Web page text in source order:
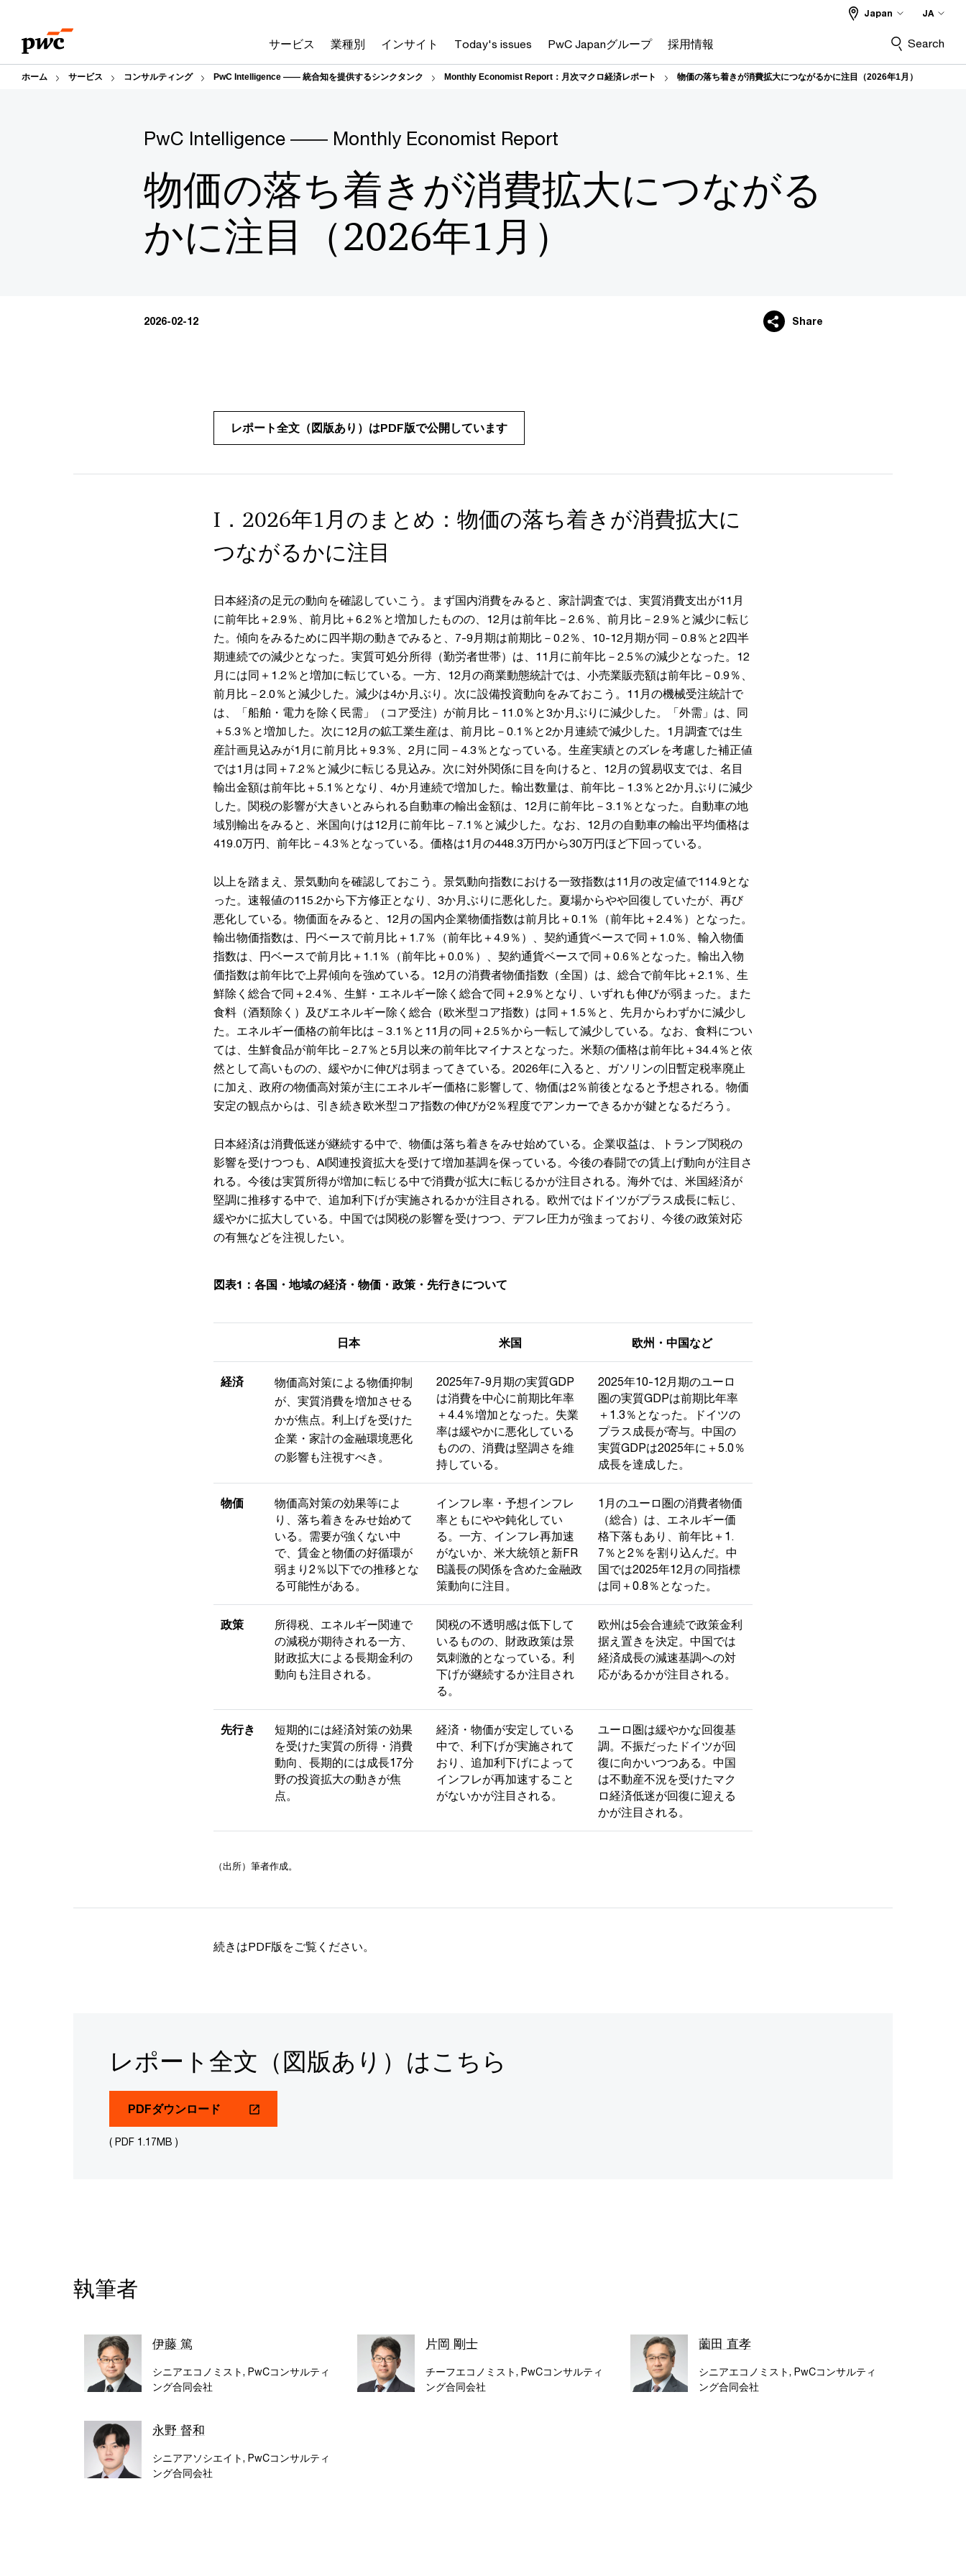
content
footer
サービス 業種別 インサイト Today's issues PwC Japanグループ 採用情報
Japan JA
Search
ホーム サービス コンサルティング PwC Intelligence ―― 統合知を提供するシンクタンク Monthly Economist Report：月次マクロ経済レポート 物価の落ち着きが消費拡大につながるかに注目（2026年1月）
PwC Intelligence ―― Monthly Economist Report
物価の落ち着きが消費拡大につながる
かに注目（2026年1月）
2026-02-12 Share
レポート全文（図版あり）はPDF版で公開しています
I．2026年1月のまとめ：物価の落ち着きが消費拡大に
つながるかに注目
日本経済の足元の動向を確認していこう。まず国内消費をみると、家計調査では、実質消費支出が11月
に前年比＋2.9％、前月比＋6.2％と増加したものの、12月は前年比－2.6％、前月比－2.9％と減少に転じ
た。傾向をみるために四半期の動きでみると、7-9月期は前期比－0.2％、10-12月期が同－0.8％と2四半
期連続での減少となった。実質可処分所得（勤労者世帯）は、11月に前年比－2.5％の減少となった。12
月には同＋1.2％と増加に転じている。一方、12月の商業動態統計では、小売業販売額は前年比－0.9％、
前月比－2.0％と減少した。減少は4か月ぶり。次に設備投資動向をみておこう。11月の機械受注統計で
は、「船舶・電力を除く民需」（コア受注）が前月比－11.0％と3か月ぶりに減少した。「外需」は、同
＋5.3％と増加した。次に12月の鉱工業生産は、前月比－0.1％と2か月連続で減少した。1月調査では生
産計画見込みが1月に前月比＋9.3％、2月に同－4.3％となっている。生産実績とのズレを考慮した補正値
では1月は同＋7.2％と減少に転じる見込み。次に対外関係に目を向けると、12月の貿易収支では、名目
輸出金額は前年比＋5.1％となり、4か月連続で増加した。輸出数量は、前年比－1.3％と2か月ぶりに減少
した。関税の影響が大きいとみられる自動車の輸出金額は、12月に前年比－3.1％となった。自動車の地
域別輸出をみると、米国向けは12月に前年比－7.1％と減少した。なお、12月の自動車の輸出平均価格は
419.0万円、前年比－4.3％となっている。価格は1月の448.3万円から30万円ほど下回っている。
以上を踏まえ、景気動向を確認しておこう。景気動向指数における一致指数は11月の改定値で114.9とな
った。速報値の115.2から下方修正となり、3か月ぶりに悪化した。夏場からやや回復していたが、再び
悪化している。物価面をみると、12月の国内企業物価指数は前月比＋0.1％（前年比＋2.4％）となった。
輸出物価指数は、円ベースで前月比＋1.7％（前年比＋4.9％）、契約通貨ベースで同＋1.0％、輸入物価
指数は、円ベースで前月比＋1.1％（前年比＋0.0％）、契約通貨ベースで同＋0.6％となった。輸出入物
価指数は前年比で上昇傾向を強めている。12月の消費者物価指数（全国）は、総合で前年比＋2.1％、生
鮮除く総合で同＋2.4％、生鮮・エネルギー除く総合で同＋2.9％となり、いずれも伸びが弱まった。また
食料（酒類除く）及びエネルギー除く総合（欧米型コア指数）は同＋1.5％と、先月からわずかに減少し
た。エネルギー価格の前年比は－3.1％と11月の同＋2.5％から一転して減少している。なお、食料につい
ては、生鮮食品が前年比－2.7％と5月以来の前年比マイナスとなった。米類の価格は前年比＋34.4％と依
然として高いものの、緩やかに伸びは弱まってきている。2026年に入ると、ガソリンの旧暫定税率廃止
に加え、政府の物価高対策が主にエネルギー価格に影響して、物価は2％前後となると予想される。物価
安定の観点からは、引き続き欧米型コア指数の伸びが2％程度でアンカーできるかが鍵となるだろう。
日本経済は消費低迷が継続する中で、物価は落ち着きをみせ始めている。企業収益は、トランプ関税の
影響を受けつつも、AI関連投資拡大を受けて増加基調を保っている。今後の春闘での賃上げ動向が注目さ
れる。今後は実質所得が増加に転じる中で消費が拡大に転じるかが注目される。海外では、米国経済が
堅調に推移する中で、追加利下げが実施されるかが注目される。欧州ではドイツがプラス成長に転じ、
緩やかに拡大している。中国では関税の影響を受けつつ、デフレ圧力が強まっており、今後の政策対応
の有無などを注視したい。
図表1：各国・地域の経済・物価・政策・先行きについて
日本 米国 欧州・中国など
経済
物価高対策による物価抑制
が、実質消費を増加させる
かが焦点。利上げを受けた
企業・家計の金融環境悪化
の影響も注視すべき。
2025年7-9月期の実質GDP
は消費を中心に前期比年率
＋4.4％増加となった。失業
率は緩やかに悪化している
ものの、消費は堅調さを維
持している。
2025年10-12月期のユーロ
圏の実質GDPは前期比年率
＋1.3％となった。ドイツの
プラス成長が寄与。中国の
実質GDPは2025年に＋5.0％
成長を達成した。
物価
物価高対策の効果等によ
り、落ち着きをみせ始めて
いる。需要が強くない中
で、賃金と物価の好循環が
弱まり2％以下での推移とな
る可能性がある。
インフレ率・予想インフレ
率ともにやや鈍化してい
る。一方、インフレ再加速
がないか、米大統領と新FR
B議長の関係を含めた金融政
策動向に注目。
1月のユーロ圏の消費者物価
（総合）は、エネルギー価
格下落もあり、前年比＋1.
7％と2％を割り込んだ。中
国では2025年12月の同指標
は同＋0.8％となった。
政策
所得税、エネルギー関連で
の減税が期待される一方、
財政拡大による長期金利の
動向も注目される。
関税の不透明感は低下して
いるものの、財政政策は景
気刺激的となっている。利
下げが継続するか注目され
る。
欧州は5会合連続で政策金利
据え置きを決定。中国では
経済成長の減速基調への対
応があるかが注目される。
先行き
短期的には経済対策の効果
を受けた実質の所得・消費
動向、長期的には成長17分
野の投資拡大の動きが焦
点。
経済・物価が安定している
中で、利下げが実施されて
おり、追加利下げによって
インフレが再加速すること
がないかが注目される。
ユーロ圏は緩やかな回復基
調。不振だったドイツが回
復に向かいつつある。中国
は不動産不況を受けたマク
ロ経済低迷が回復に迎える
かが注目される。
（出所）筆者作成。
続きはPDF版をご覧ください。
レポート全文（図版あり）はこちら
PDFダウンロード
( PDF 1.17MB )
執筆者
伊藤 篤
シニアエコノミスト, PwCコンサルティ
ング合同会社
片岡 剛士
チーフエコノミスト, PwCコンサルティ
ング合同会社
薗田 直孝
シニアエコノミスト, PwCコンサルティ
ング合同会社
永野 督和
シニアアソシエイト, PwCコンサルティ
ング合同会社